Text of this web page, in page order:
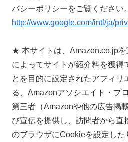
バシーポリシーをご覧ください。
http://www.google.com/intl/ja/
★ 本サイトは、Amazon.co.jpを
によってサイトが紹介料を獲得
とを目的に設定されたアフィリ
る、Amazonアソシエイト・プ
第三者（Amazonや他の広告掲
び宣伝を提供し、訪問者から直
のブラウザにCookieを設定し